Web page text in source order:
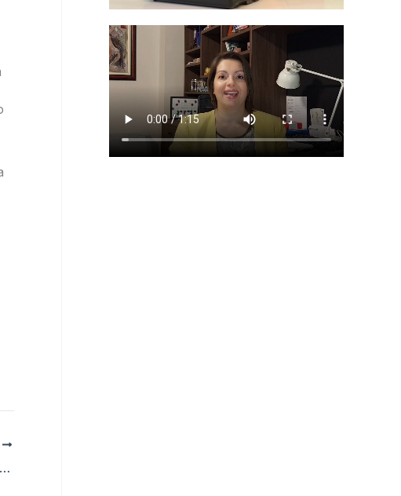
Прописи чиишто одредби стапуваат во примена или престануваат да важат во месец јануари 2019 година